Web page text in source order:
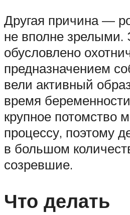
Другая причина —
не вполне зрелыми.
обусловлено
предназначением
вели активный
время
крупное потомство
процессу, поэтому
в большом
созревшие.
Что делать